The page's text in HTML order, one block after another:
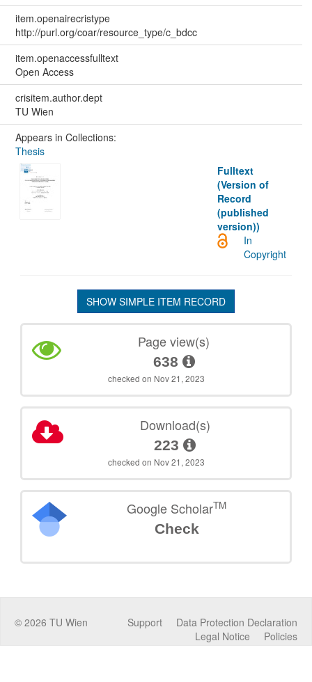
item.openairecristype
http://purl.org/coar/resource_type/c_bdcc
item.openaccessfulltext
Open Access
crisitem.author.dept
TU Wien
Appears in Collections:
Thesis
Fulltext
(Version of
Record
(published
version))
In
Copyright
SHOW SIMPLE ITEM RECORD
Page view(s)
638
checked on Nov 21, 2023
Download(s)
223
checked on Nov 21, 2023
Google ScholarTM
Check
© 2026 TU Wien Data Protection Declaration
Support
Policies
Legal Notice